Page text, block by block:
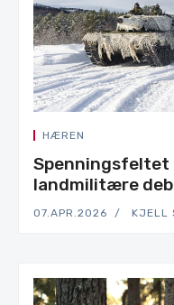
HÆREN
Spenningsfeltet
landmilitære
07.APR.2026 KJELL